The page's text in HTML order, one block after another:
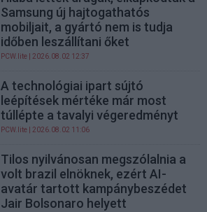
Samsung új hajtogathatós
mobiljait, a gyártó nem is tudja
időben leszállítani őket
PCW.lite | 2026.08.02 12:37
A technológiai ipart sújtó
leépítések mértéke már most
túllépte a tavalyi végeredményt
PCW.lite | 2026.08.02 11:06
Tilos nyilvánosan megszólalnia a
volt brazil elnöknek, ezért AI-
avatár tartott kampánybeszédet
Jair Bolsonaro helyett